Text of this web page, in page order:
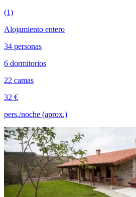
(1)
Alojamiento entero
34 personas
6 dormitorios
22 camas
32 €
pers./noche (aprox.)